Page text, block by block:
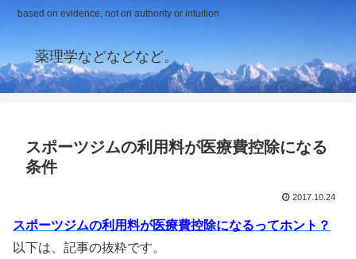
based on evidence, not on authority or intuition
薬理学などなどなど。
スポーツジムの利用料が医療費控除になる
条件
2017.10.24
スポーツジムの利用料が医療費控除になるってホント？
以下は、記事の抜粋です。